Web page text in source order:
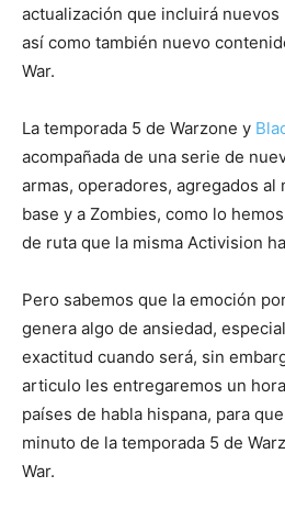
actualización que incluirá nuevos
así como también nuevo
War.
La temporada 5 de Warzone y
acompañada de una serie de
armas, operadores, agregados
base y a Zombies, como lo
de ruta que la misma Activision
Pero sabemos que la emoción
genera algo de ansiedad,
exactitud cuando será, sin
articulo les entregaremos un
países de habla hispana, para
minuto de la temporada 5 de
War.